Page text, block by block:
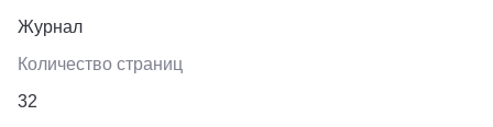
Журнал
Количество страниц
32